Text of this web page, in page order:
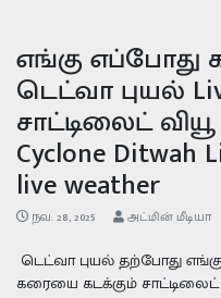
எங்கு எப்போது
டெட்வா புயல்
சாட்டிலைட்
Cyclone Ditwah
live weather
நவ. 28, 2025 அட்மின் மீடியா
டெட்வா புயல் தற்போது
கரையை கடக்கும் சாட்டிலைட்